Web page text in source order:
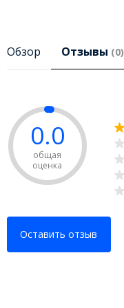
Обзор Отзывы (0)
0.0
общая
оценка
Оставить отзыв